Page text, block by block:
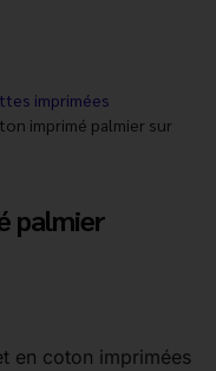
imprimées
imprimé palmier sur
palmier
en coton imprimées